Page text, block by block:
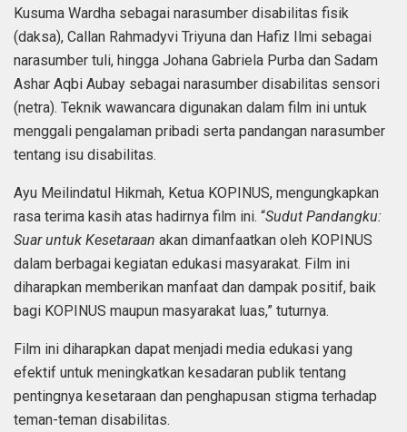
Kusuma Wardha sebagai narasumber disabilitas fisik
(daksa), Callan Rahmadyvi Triyuna dan Hafiz Ilmi sebagai
narasumber tuli, hingga Johana Gabriela Purba dan Sadam
Ashar Aqbi Aubay sebagai narasumber disabilitas sensori
(netra). Teknik wawancara digunakan dalam film ini untuk
menggali pengalaman pribadi serta pandangan narasumber
tentang isu disabilitas.
Ayu Meilindatul Hikmah, Ketua KOPINUS, mengungkapkan
rasa terima kasih atas hadirnya film ini. “Sudut Pandangku:
Suar untuk Kesetaraan akan dimanfaatkan oleh KOPINUS
dalam berbagai kegiatan edukasi masyarakat. Film ini
diharapkan memberikan manfaat dan dampak positif, baik
bagi KOPINUS maupun masyarakat luas,” tuturnya.
Film ini diharapkan dapat menjadi media edukasi yang
efektif untuk meningkatkan kesadaran publik tentang
pentingnya kesetaraan dan penghapusan stigma terhadap
teman-teman disabilitas.